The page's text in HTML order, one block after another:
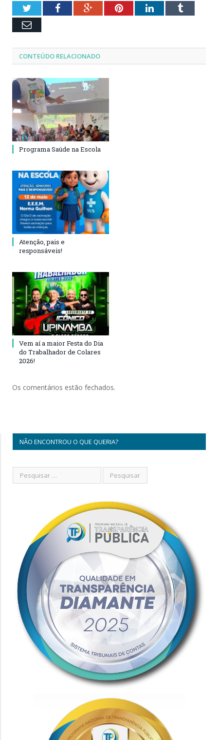
TwitterFacebookGoogle+PinterestLinkedInTumblr
Email
CONTEÚDO RELACIONADO
Programa Saúde na Escola
Atenção, pais e
responsáveis!
Vem aí a maior Festa do Dia
do Trabalhador de Colares
2026!
Os comentários estão fechados.
NÃO ENCONTROU O QUE QUERIA?